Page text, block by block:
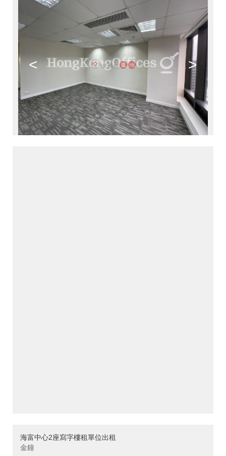
< >
海富中心2座寫字樓租單位出租
金鐘